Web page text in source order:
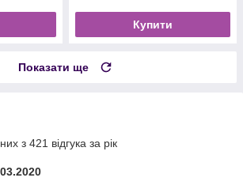
Купити
Показати ще
з 421 відгука за рік